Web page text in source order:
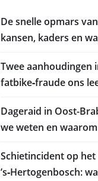
De snelle opmars
kansen, kaders en
Twee aanhoudingen
fatbike‑fraude ons
Dageraid in Oost-
we weten en
Schietincident op
’s‑Hertogenbosch: